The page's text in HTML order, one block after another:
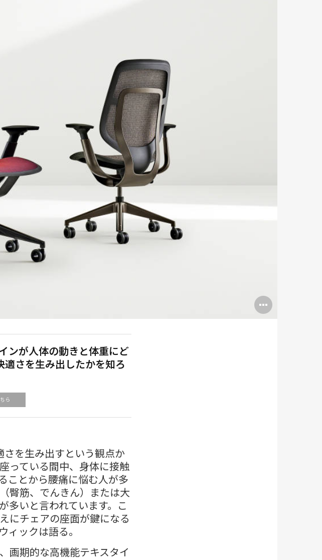
Open
ンが人体の動きと体重にど
さを生み出したかを知ろ
ら
を生み出すという観点か
っている間中、身体に接触
ことから腰痛に悩む人が多
臀筋、でんきん）または大
多いと言われています。こ
にチェアの座面が鍵になる
ィックは語る。
画期的な高機能テキスタイ